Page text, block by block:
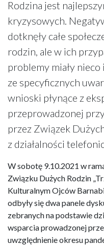
Rodzina jest
kryzysowych.
dotknęły całe
rodzin, ale w ich
problemy miały
ze specyficznych
wnioski płynące z
przeprowadzonej
przez Związek
z działalności
W sobotę 9.10.2021 w
Związku Dużych Rodzin
Kulturalnym Ojców
odbyły się dwa panele
zebranych na podstawie
wsparcia prowadzonej
uwzględnienie okresu